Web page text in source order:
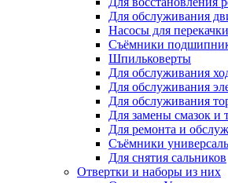
Для обслуживания
Насосы для
Съёмники
Шпильковерты
Для обслуживания
Для обслуживания
Для обслуживания
Для замены смазок и
Для ремонта и
Съёмники
Для снятия сальников
Отвертки и наборы из них